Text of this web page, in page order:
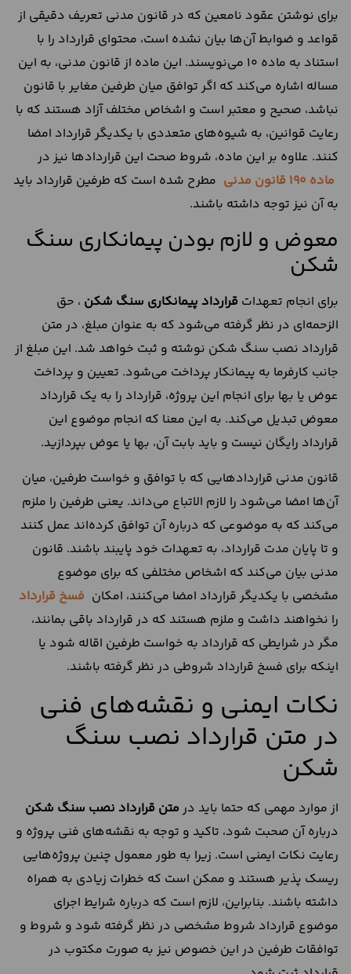
برای نوشتن عقود نامعین که در قانون مدنی تعریف دقیقی از
قواعد و ضوابط آن‌ها بیان نشده است، محتوای قرارداد را با
استناد به ماده 10 می‌نویسند. این ماده از قانون مدنی، به این
مساله اشاره می‌کند که اگر توافق میان طرفین مغایر با قانون
نباشد، صحیح و معتبر است و اشخاص مختلف آزاد هستند که با
رعایت قوانین، به شیوه‌های متعددی با یکدیگر قرارداد امضا
کنند. علاوه بر این ماده، شروط صحت این قراردادها نیز در
ماده 190 قانون مدنی
مطرح شده است که طرفین قرارداد باید
به آن نیز توجه داشته باشند.
معوض و لازم بودن پیمانکاری سنگ
شکن
برای انجام تعهدات قرارداد پیمانکاری سنگ شکن ، حق
الزحمه‌ای در نظر گرفته می‌شود که به عنوان مبلغ، در متن
قرارداد نصب سنگ شکن نوشته و ثبت خواهد شد. این مبلغ از
جانب کارفرما به پیمانکار پرداخت می‌شود. تعیین و پرداخت
عوض یا بها برای انجام این پروژه، قرارداد را به یک قرارداد
معوض تبدیل می‌کند. به این معنا که انجام موضوع این
قرارداد رایگان نیست و باید بابت آن، بها یا عوض بپردازید.
قانون مدنی قراردادهایی که با توافق و خواست طرفین، میان
آن‌ها امضا می‌شود را لازم الاتباع می‌داند. یعنی طرفین را ملزم
می‌کند که به موضوعی که درباره آن توافق کرده‌اند عمل کنند
و تا پایان مدت قرارداد، به تعهدات خود پایبند باشند. قانون
مدنی بیان می‌کند که اشخاص مختلفی که برای موضوع
مشخصی با یکدیگر قرارداد امضا می‌کنند، امکان فسخ قرارداد
را نخواهند داشت و ملزم هستند که در قرارداد باقی بمانند،
مگر در شرایطی که قرارداد به خواست طرفین اقاله شود یا
اینکه برای فسخ قرارداد شروطی در نظر گرفته باشند.
نکات ایمنی و نقشه‌های فنی
در متن قرارداد نصب سنگ
شکن
از موارد مهمی که حتما باید در متن قرارداد نصب سنگ شکن
درباره آن صحبت شود، تاکید و توجه به نقشه‌های فنی پروژه و
رعایت نکات ایمنی است. زیرا به طور معمول چنین پروژه‌هایی
ریسک پذیر هستند و ممکن است که خطرات زیادی به همراه
داشته باشند. بنابراین، لازم است که درباره شرایط اجرای
موضوع قرارداد شروط مشخصی در نظر گرفته شود و شروط و
توافقات طرفین در این خصوص نیز به صورت مکتوب در